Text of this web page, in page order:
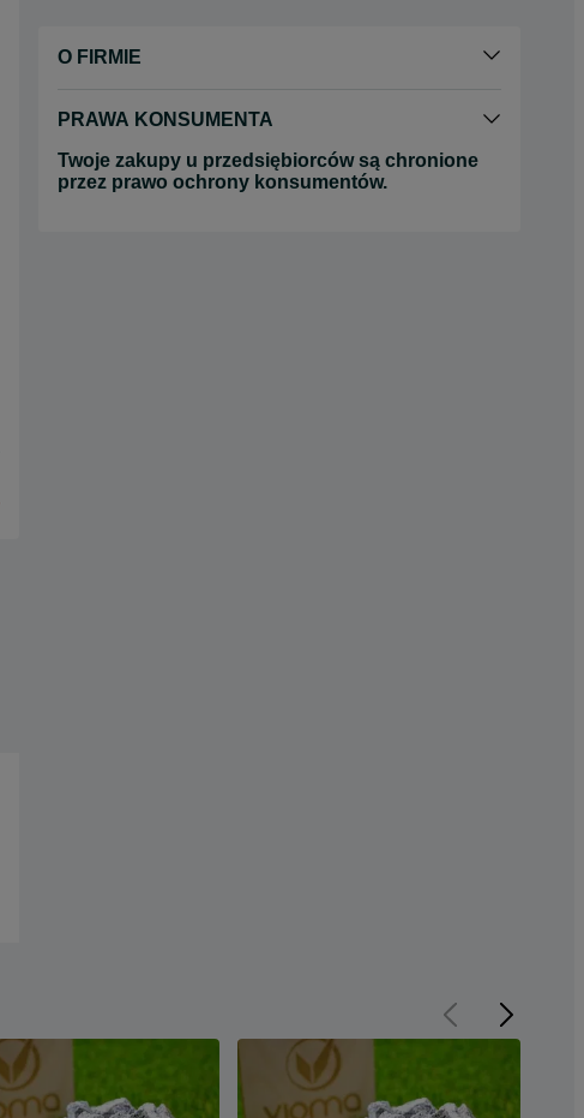
O FIRMIE
PRAWA KONSUMENTA
Twoje zakupy u przedsiębiorców są chronione
przez prawo ochrony konsumentów.